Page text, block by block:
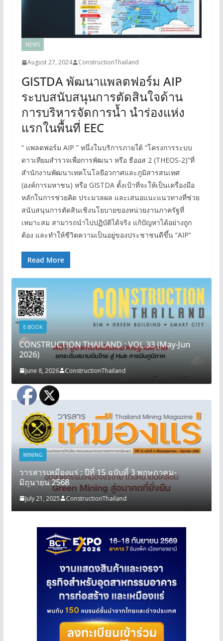
NEWS
August 27, 2024 ConstructionThailand
GISTDA พัฒนาแพลตฟอร์ม AIP
ระบบสนับสนุนการตัดสินใจด้าน
การบริหารจัดการน้ำ นำร่องแห่ง
แรกในพื้นที่ EEC
“ แพลตฟอร์ม AIP ” หนึ่งในบริการภายใต้ “โครงการระบบ
ดาวเทียมสำรวจเพื่อการพัฒนา หรือ ธีออส 2 (THEOS-2)”ที่
สำนักงานพัฒนาเทคโนโลยีอวกาศและภูมิสารสนเทศ
(องค์การมหาชน) หรือ GISTDA ตั้งเป้าที่จะให้เป็นเครื่องมือ
หลักในการช่วยคิด ประมวลผล และเสนอแนะแนวทางที่ช่วย
สนับสนุนการตัดสินเชิงนโยบายของหน่วยงานภาครัฐที่
เหมาะสม สามารถนำไปปฏิบัติได้จริง แก้ปัญหาได้อย่างถูก
ต้อง และทำให้ชีวิตความเป็นอยู่ของประชาชนดีขึ้น “AIP”
Read More
E-BOOK
CONSTRUCTION THAILAND : VOL.33 (May-Jun
2026)
June 8, 2026 ConstructionThailand
MINING
วารสารเหมืองแร่ : ปีที่ 15 ฉบับที่ 3 พฤษภาคม-
มิถุนายน 2568
July 21, 2025 ConstructionThailand